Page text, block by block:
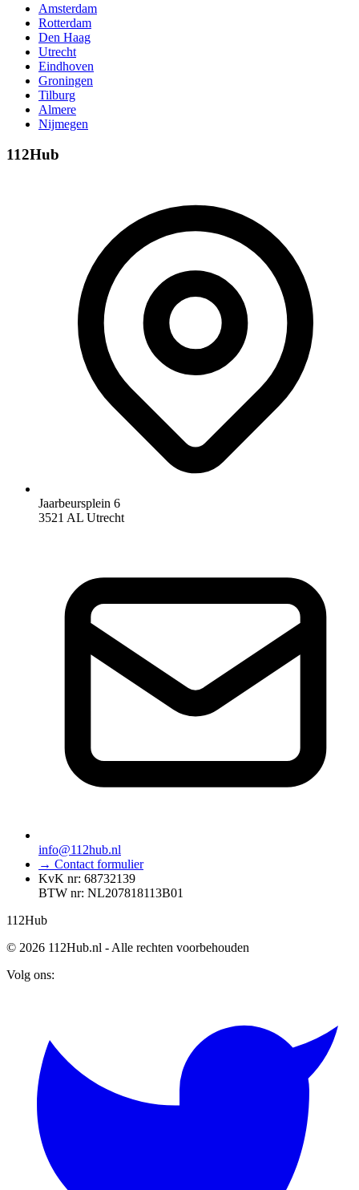
Amsterdam
Rotterdam
Den Haag
Utrecht
Eindhoven
Groningen
Tilburg
Almere
Nijmegen
112Hub
Jaarbeursplein 6
3521 AL Utrecht
info@112hub.nl
→ Contact formulier
KvK nr: 68732139
BTW nr: NL207818113B01
112Hub
© 2026 112Hub.nl - Alle rechten voorbehouden
Volg ons: